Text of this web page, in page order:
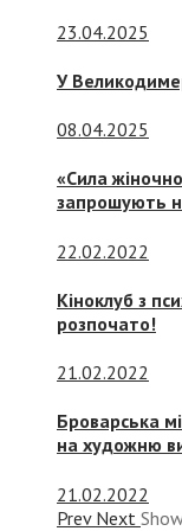
23.04.2025
У
08.04.2025
«Сила
запрошують
22.02.2022
Кіноклуб з
розпочато!
21.02.2022
Броварська
на художню
21.02.2022
Prev Next